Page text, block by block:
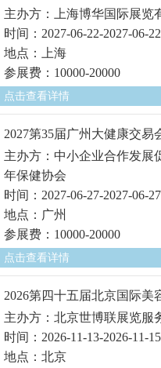
主办方：上海博华国际展览
时间：2027-06-22-2027-06-22
地点：上海
参展费：10000-20000
点击查看详情
2027第35届广州大健康交易
主办方：中小企业合作发展
年保健协会
时间：2027-06-27-2027-06-27
地点：广州
参展费：10000-20000
点击查看详情
2026第四十五届北京国际美
主办方：北京世博联展览服
时间：2026-11-13-2026-11-15
地点：北京